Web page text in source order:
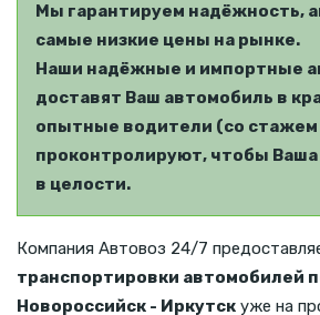
Мы гарантируем надёжность,
самые низкие цены на рынке.
Наши надёжные и импортные
доставят Ваш автомобиль в
опытные водители (со стажем
проконтролируют, чтобы
в целости.
Компания Автовоз 24/7
транспортировки автомобилей
Новороссийск - Иркутск уже на